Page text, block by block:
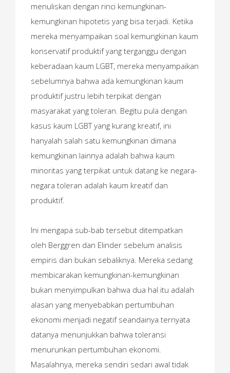
menuliskan dengan rinci kemungkinan-
kemungkinan hipotetis yang bisa terjadi. Ketika
mereka menyampaikan soal kemungkinan kaum
konservatif produktif yang terganggu dengan
keberadaan kaum LGBT, mereka menyampaikan
sebelumnya bahwa ada kemungkinan kaum
produktif justru lebih terpikat dengan
masyarakat yang toleran. Begitu pula dengan
kasus kaum LGBT yang kurang kreatif, ini
hanyalah salah satu kemungkinan dimana
kemungkinan lainnya adalah bahwa kaum
minoritas yang terpikat untuk datang ke negara-
negara toleran adalah kaum kreatif dan
produktif.
Ini mengapa sub-bab tersebut ditempatkan
oleh Berggren dan Elinder sebelum analisis
empiris dan bukan sebaliknya. Mereka sedang
membicarakan kemungkinan-kemungkinan
bukan menyimpulkan bahwa dua hal itu adalah
alasan yang menyebabkan pertumbuhan
ekonomi menjadi negatif seandainya ternyata
datanya menunjukkan bahwa toleransi
menurunkan pertumbuhan ekonomi.
Masalahnya, mereka sendiri sedari awal tidak